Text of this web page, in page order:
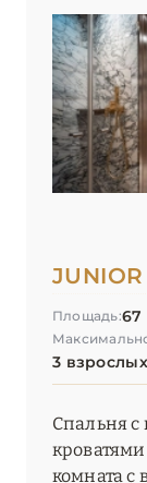
Le 1550
Le Blizzard
Le C by
Le C Resort
Le Fitz Roy
Le Grand
Le K2 Altitude
Le K2 Chogori
Le K2 Djola
JUNIOR
Площадь:67
3 взрослых
Спальня с
комната с